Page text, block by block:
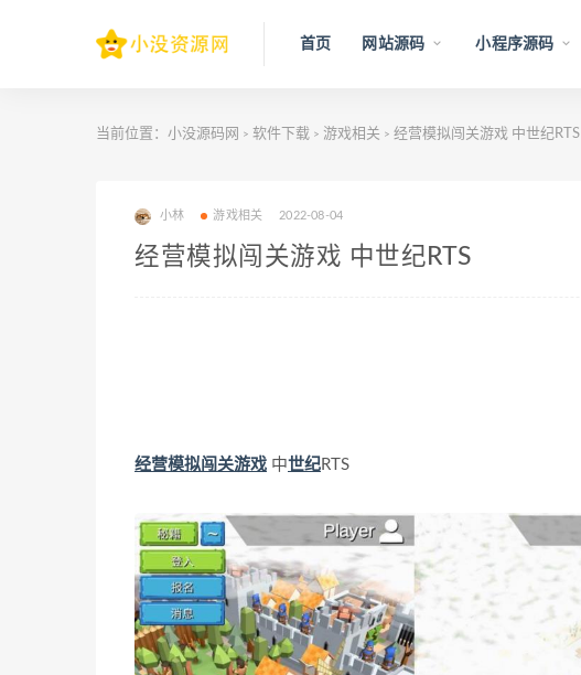
首页 网站源码 小程序源码
当前位置： 小没源码网 > 软件下载 > 游戏相关 > 经营模拟闯关游戏 中世纪RTS
小林 游戏相关 2022-08-04
经营模拟闯关游戏 中世纪RTS
经营模拟 闯关游戏 中世纪RTS